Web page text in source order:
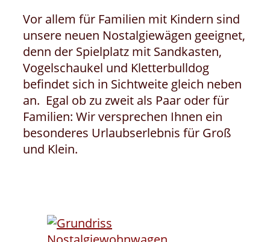
Vor allem für Familien mit Kindern sind
unsere neuen Nostalgiewägen geeignet,
denn der Spielplatz mit Sandkasten,
Vogelschaukel und Kletterbulldog
befindet sich in Sichtweite gleich neben
an. Egal ob zu zweit als Paar oder für
Familien: Wir versprechen Ihnen ein
besonderes Urlaubserlebnis für Groß
und Klein.